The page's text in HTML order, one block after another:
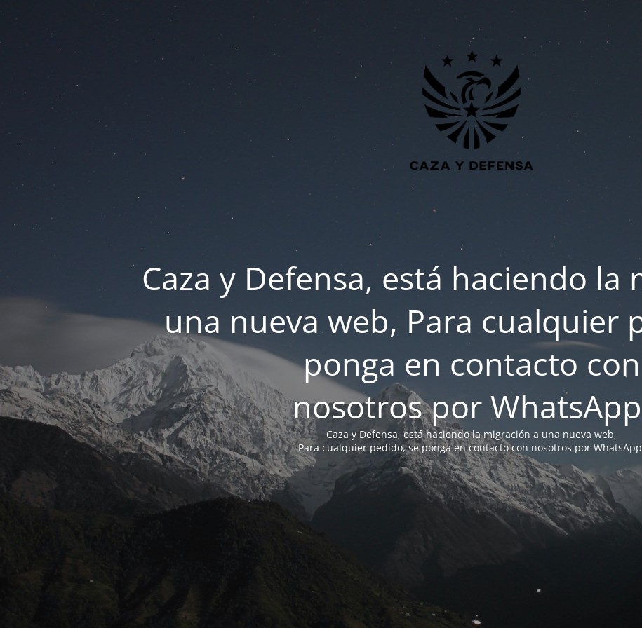
Caza y Defensa, está haciendo la
una nueva web, Para cualquier
ponga en contacto con
nosotros por
Caza y Defensa, está haciendo la migración a una nueva web,
Para cualquier pedido, se ponga en contacto con nosotros por